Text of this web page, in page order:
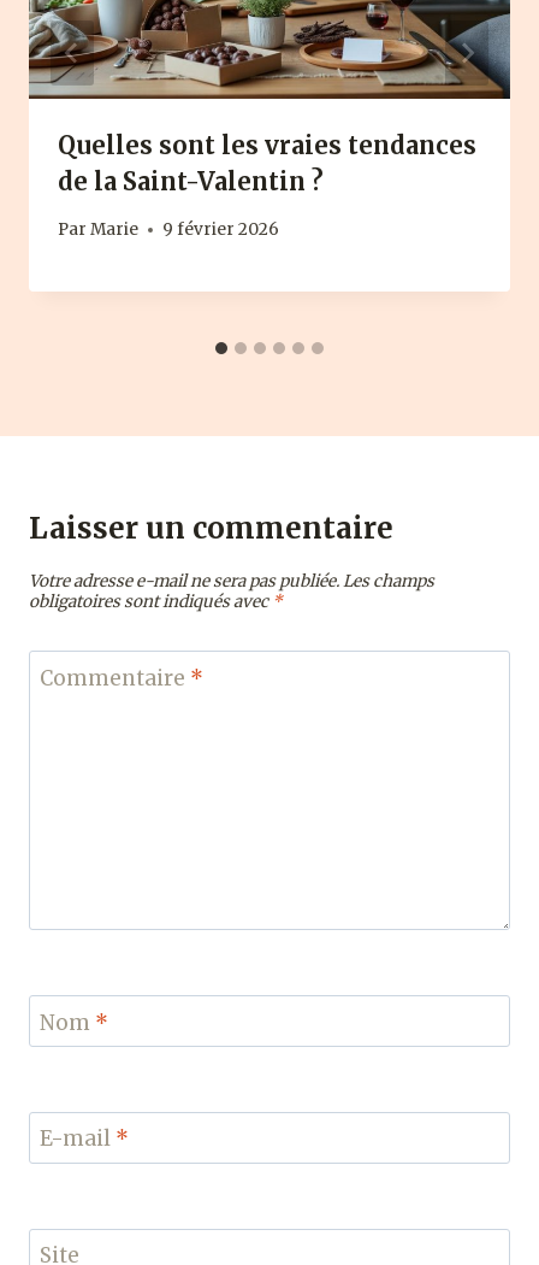
Quelles sont les vraies tendances
de la Saint-Valentin ?
Par Marie 9 février 2026
Laisser un commentaire
Votre adresse e-mail ne sera pas publiée.Les champs
obligatoires sont indiqués avec *
Commentaire *
Nom *
E-mail *
Site